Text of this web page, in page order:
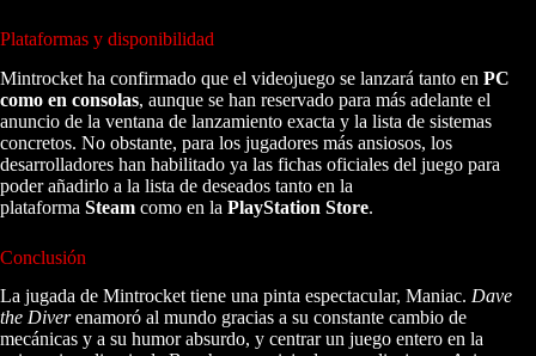
Plataformas y disponibilidad
Mintrocket ha confirmado que el videojuego se lanzará tanto en PC
como en consolas, aunque se han reservado para más adelante el
anuncio de la ventana de lanzamiento exacta y la lista de sistemas
concretos. No obstante, para los jugadores más ansiosos, los
desarrolladores han habilitado ya las fichas oficiales del juego para
poder añadirlo a la lista de deseados tanto en la
plataforma Steam como en la PlayStation Store.
Conclusión
La jugada de Mintrocket tiene una pinta espectacular, Maniac. Dave
the Diverenamoró al mundo gracias a su constante cambio de
mecánicas y a su humor absurdo, y centrar un juego entero en la